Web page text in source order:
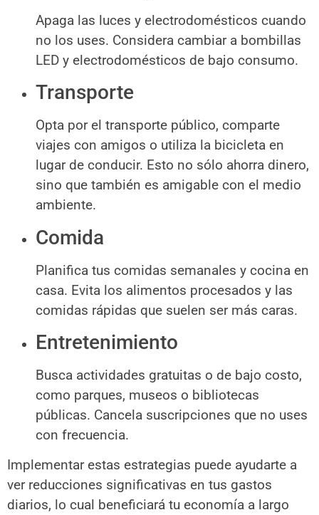
Apaga las luces y electrodomésticos cuando
no los uses. Considera cambiar a bombillas
LED y electrodomésticos de bajo consumo.
Transporte
Opta por el transporte público, comparte
viajes con amigos o utiliza la bicicleta en
lugar de conducir. Esto no sólo ahorra dinero,
sino que también es amigable con el medio
ambiente.
Comida
Planifica tus comidas semanales y cocina en
casa. Evita los alimentos procesados y las
comidas rápidas que suelen ser más caras.
Entretenimiento
Busca actividades gratuitas o de bajo costo,
como parques, museos o bibliotecas
públicas. Cancela suscripciones que no uses
con frecuencia.
Implementar estas estrategias puede ayudarte a
ver reducciones significativas en tus gastos
diarios, lo cual beneficiará tu economía a largo